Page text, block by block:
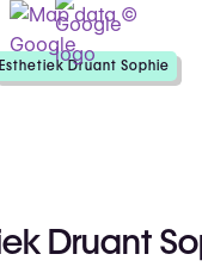
Druant
Esthetiek Druant Sophie